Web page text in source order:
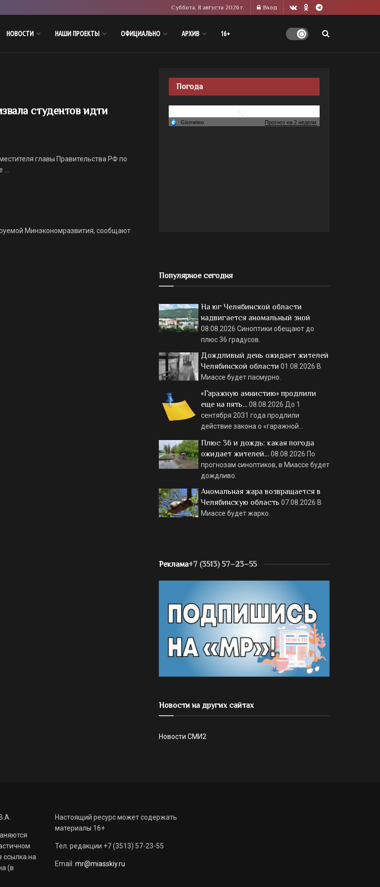
Суббота, 8 августа 2026 г. Вход
НОВОСТИ НАШИ ПРОЕКТЫ ОФИЦИАЛЬНО АРХИВ 16+
студентов идти
главы Правительства РФ по
Минэкономразвития, сообщают
Погода
Популярное сегодня
На юг Челябинской области
надвигается аномальный зной
08.08.2026 Синоптики обещают до
плюс 36 градусов.
Дождливый день ожидает жителей
Челябинской области 01.08.2026 В
Миассе будет пасмурно.
«Гаражную амнистию» продлили
еще на пять…08.08.2026 До 1
сентября 2031 года продлили
действие закона о «гаражной…
Плюс 36 и дождь: какая погода
ожидает жителей…08.08.2026 По
прогнозам синоптиков, в Миассе будет
дождливо.
Аномальная жара возвращается в
Челябинскую область 07.08.2026 В
Миассе будет жарко.
Реклама+7 (3513) 57–23–55
Новости на других сайтах
Новости СМИ2
ссылка на
(в
Настоящий ресурс может содержать
материалы 16+
Тел. редакции +7 (3513) 57-23-55
Email: mr@miasskiy.ru